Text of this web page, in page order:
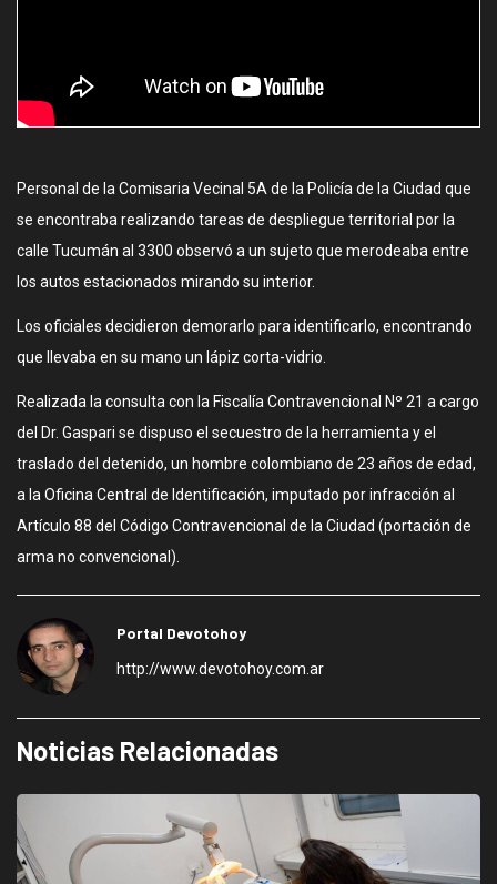
Personal de la Comisaria Vecinal 5A de la Policía de la Ciudad que
se encontraba realizando tareas de despliegue territorial por la
calle Tucumán al 3300 observó a un sujeto que merodeaba entre
los autos estacionados mirando su interior.
Los oficiales decidieron demorarlo para identificarlo, encontrando
que llevaba en su mano un lápiz corta-vidrio.
Realizada la consulta con la Fiscalía Contravencional Nº 21 a cargo
del Dr. Gaspari se dispuso el secuestro de la herramienta y el
traslado del detenido, un hombre colombiano de 23 años de edad,
a la Oficina Central de Identificación, imputado por infracción al
Artículo 88 del Código Contravencional de la Ciudad (portación de
arma no convencional).
Portal Devotohoy
http://www.devotohoy.com.ar
Noticias Relacionadas